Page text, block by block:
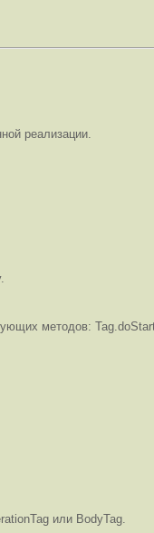
реализации.
методов:
или BodyTag.